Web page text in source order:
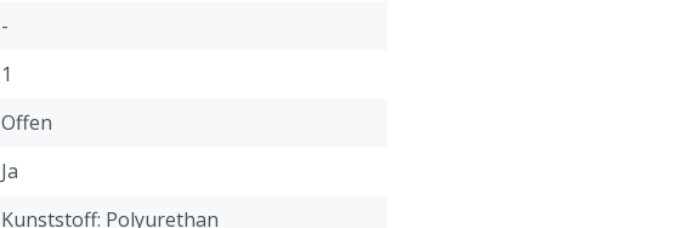
-
1
Offen
Ja
Kunststoff: Polyurethan